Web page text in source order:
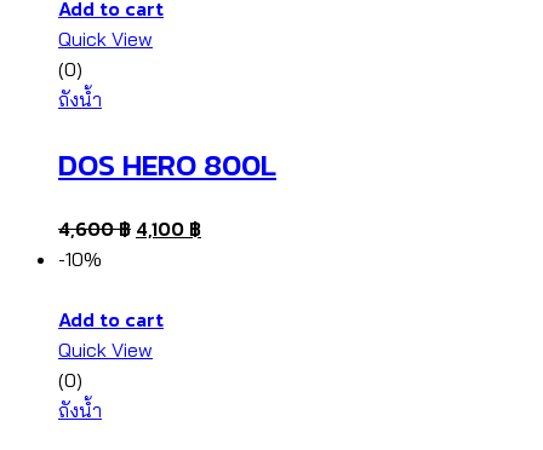
Add to cart
Quick View
(0)
ถังน้ำ
DOS HERO 800L
4,600฿ 4,100 ฿
-10%
Add to cart
Quick View
(0)
ถังน้ำ